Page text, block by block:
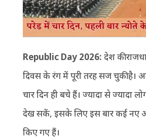
Republic Day 2026: देश की
दिवस के रंग में पूरी तरह सज चुकी है।
चार दिन ही बचे हैं। ज्यादा से ज्यादा
देख सकें, इसके लिए इस बार कई नए
किए गए हैं।